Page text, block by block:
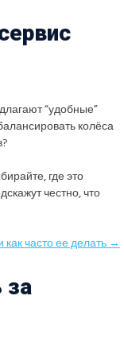
“удобные”
колёса
где это
честно, что
часто ее делать →
за